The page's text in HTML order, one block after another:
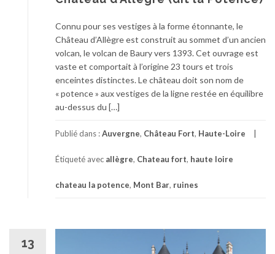
Connu pour ses vestiges à la forme étonnante, le
Château d’Allègre est construit au sommet d’un ancien
volcan, le volcan de Baury vers 1393. Cet ouvrage est
vaste et comportait à l’origine 23 tours et trois
enceintes distinctes. Le château doit son nom de
« potence » aux vestiges de la ligne restée en équilibre
au-dessus du […]
Publié dans :Auvergne, Château Fort, Haute-Loire
Étiqueté avec allègre, Chateau fort, haute loire
chateau la potence, Mont Bar, ruines
13